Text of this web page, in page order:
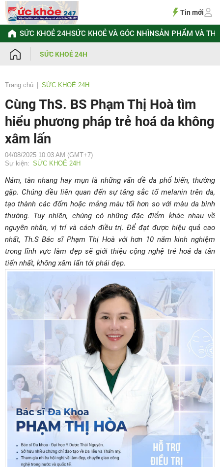
Chuyển
đến
nội
dung
Tin mới
SỨC KHOẺ 24HSỨC KHOẺ VÀ GÓC NHÌNSẢN PHẨM VÀ
SỨC KHOẺ 24H
Trang chủ SỨC KHOẺ 24H
Cùng ThS. BS Phạm Thị Hoà tìm
hiểu phương pháp trẻ hoá da không
xâm lấn
04/08/2025 10:03 AM (GMT+7)
Sự kiện: SỨC KHOẺ 24H
Nám, tàn nhang hay mụn là những vấn đề da phổ biến, thường
gặp. Chúng đều liên quan đến sự tăng sắc tố melanin trên da,
tạo thành các đốm hoặc mảng màu tối hơn so với màu da bình
thường. Tuy nhiên, chúng có những đặc điểm khác nhau về
nguyên nhân, vị trí và cách điều trị. Để đạt được hiệu quả cao
nhất, Th.S Bác sĩ Phạm Thị Hoà với hơn 10 năm kinh nghiệm
trong lĩnh vực làm đẹp sẽ giới thiệu cộng nghệ trẻ hoá da tân
tiến nhất, không xâm lấn tới phái đẹp.